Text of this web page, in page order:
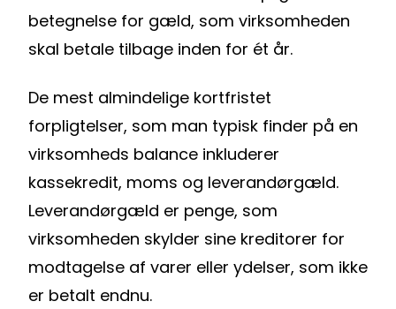
Enreach Campaigns
LeadDesk
SuperOffice
Monday
Zoho CRM
Se alle værktøjer
API-dokumentation
Lasso.dk
betegnelse for gæld, som virksomheden
skal betale tilbage inden for ét år.
De mest almindelige kortfristet
forpligtelser, som man typisk finder på en
virksomheds balance inkluderer
kassekredit, moms og leverandørgæld.
Leverandørgæld er penge, som
virksomheden skylder sine kreditorer for
modtagelse af varer eller ydelser, som ikke
er betalt endnu.